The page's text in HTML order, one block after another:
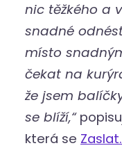
nic těžkého a
snadné
místo
čekat na
že jsem
se blíží,“
která se